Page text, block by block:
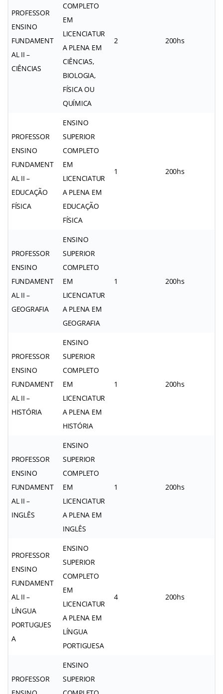
PROFESSOR
ENSINO
FUNDAMENT
AL II –
CIÊNCIAS
COMPLETO
EM
LICENCIATUR
A PLENA EM
CIÊNCIAS,
BIOLOGIA,
FÍSICA OU
QUÍMICA
2 200hs
PROFESSOR
ENSINO
FUNDAMENT
AL II –
EDUCAÇÃO
FÍSICA
ENSINO
SUPERIOR
COMPLETO
EM
LICENCIATUR
A PLENA EM
EDUCAÇÃO
FÍSICA
1 200hs
PROFESSOR
ENSINO
FUNDAMENT
AL II –
GEOGRAFIA
ENSINO
SUPERIOR
COMPLETO
EM
LICENCIATUR
A PLENA EM
GEOGRAFIA
1 200hs
PROFESSOR
ENSINO
FUNDAMENT
AL II –
HISTÓRIA
ENSINO
SUPERIOR
COMPLETO
EM
LICENCIATUR
A PLENA EM
HISTÓRIA
1 200hs
PROFESSOR
ENSINO
FUNDAMENT
AL II –
INGLÊS
ENSINO
SUPERIOR
COMPLETO
EM
LICENCIATUR
A PLENA EM
INGLÊS
1 200hs
PROFESSOR
ENSINO
FUNDAMENT
AL II –
LÍNGUA
PORTUGUES
A
ENSINO
SUPERIOR
COMPLETO
EM
LICENCIATUR
A PLENA EM
LÍNGUA
PORTIGUESA
4 200hs
PROFESSOR
ENSINO
SUPERIOR